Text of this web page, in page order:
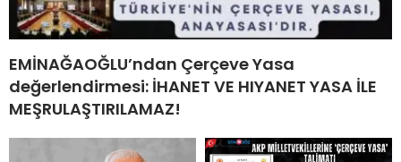
EMİNAĞAOĞLU’ndan Çerçeve Yasa
değerlendirmesi: İHANET VE HIYANET YASA İLE
MEŞRULAŞTIRILAMAZ!